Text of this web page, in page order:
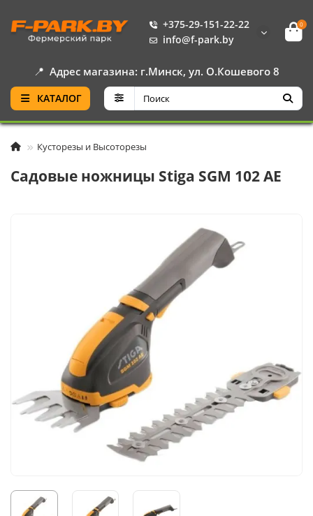
+375-29-151-22-22
info@f-park.by
0
📍 Адрес магазина: г.Минск, ул. О.Кошевого 8
КАТАЛОГ
Кусторезы и Высоторезы
Садовые ножницы Stiga SGM 102 AE